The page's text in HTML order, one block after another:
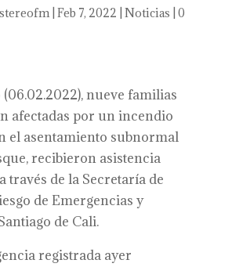
| Feb 7, 2022 Noticias 0
nueve familias
afectadas por un incendio
el asentamiento subnormal
recibieron asistencia
través de la Secretaría de
de Emergencias y
de Cali.
registrada ayer